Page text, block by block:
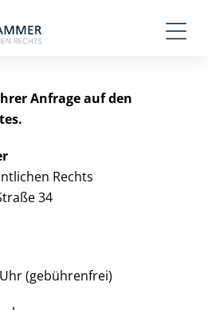
Anfrage auf den
Rechts
34
(gebührenfrei)